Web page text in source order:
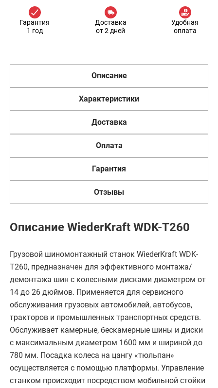
Гарантия
1 год
Доставка
от 2 дней
Удобная
оплата
Описание
Характеристики
Доставка
Оплата
Гарантия
Отзывы
Описание WiederKraft WDK-T260
Грузовой шиномонтажный станок WiederKraft WDK-
T260, предназначен для эффективного монтажа/
демонтажа шин с колесными дисками диаметром от
14 до 26 дюймов. Применяется для сервисного
обслуживания грузовых автомобилей, автобусов,
тракторов и промышленных транспортных средств.
Обслуживает камерные, бескамерные шины и диски
с максимальным диаметром 1600 мм и шириной до
780 мм. Посадка колеса на цангу «тюльпан»
осуществляется с помощью платформы. Управление
станком происходит посредством мобильной стойки